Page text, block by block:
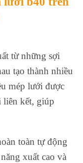
từ những sợi
tạo thành nhiều
mép lưới được
liên kết, giúp
toàn tự động
xuất cao và